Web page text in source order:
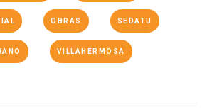
OBRAS SEDATU
VILLAHERMOSA